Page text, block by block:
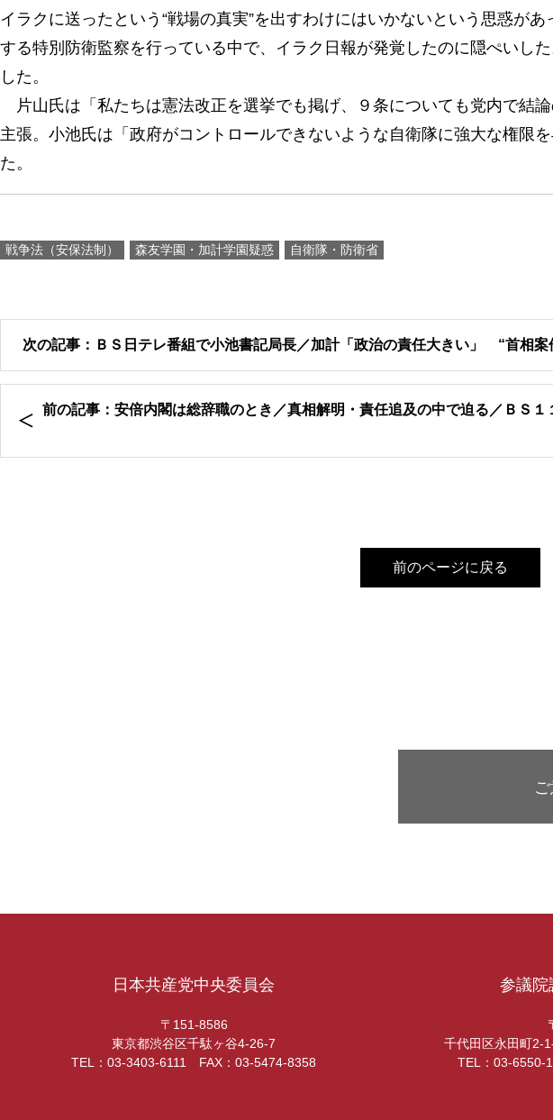
イラクに送ったという“戦場の真実”を出すわけにはいかないという思惑が
する特別防衛監察を行っている中で、イラク日報が発覚したのに隠ぺいし
した。
片山氏は「私たちは憲法改正を選挙でも掲げ、９条についても党内で結
主張。小池氏は「政府がコントロールできないような自衛隊に強大な権限
た。
戦争法（安保法制） 森友学園・加計学園疑惑 自衛隊・防衛省
次の記事：ＢＳ日テレ番組で小池書記局長／加計「政治の責任大きい」 “首相案
前の記事：安倍内閣は総辞職のとき／真相解明・責任追及の中で迫る／ＢＳ
前のページに戻る
日本共産党中央委員会
〒151-8586
東京都渋谷区千駄ヶ谷4-26-7
TEL：03-3403-6111 FAX：03-5474-8358
参議院
千代田区永田町2-
TEL：03-6550-